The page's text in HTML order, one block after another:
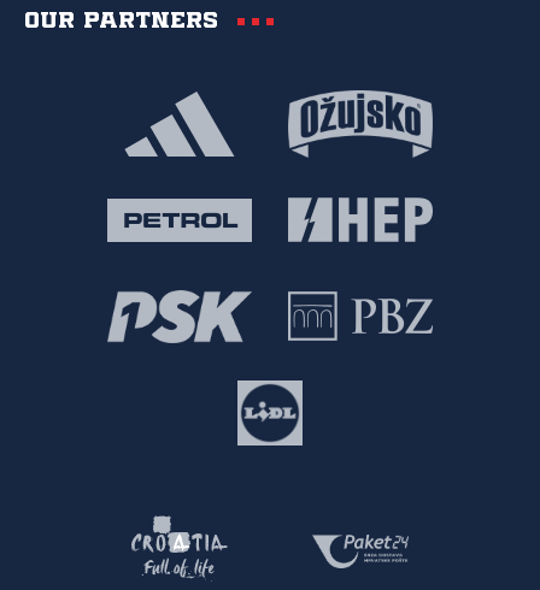
Our partners